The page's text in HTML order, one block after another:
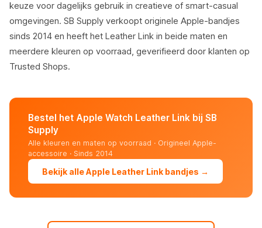
keuze voor dagelijks gebruik in creatieve of smart-casual
omgevingen. SB Supply verkoopt originele Apple-bandjes
sinds 2014 en heeft het Leather Link in beide maten en
meerdere kleuren op voorraad, geverifieerd door klanten op
Trusted Shops.
Bestel het Apple Watch Leather Link bij SB
Supply
Alle kleuren en maten op voorraad · Origineel Apple-
accessoire · Sinds 2014
Bekijk alle Apple Leather Link bandjes →